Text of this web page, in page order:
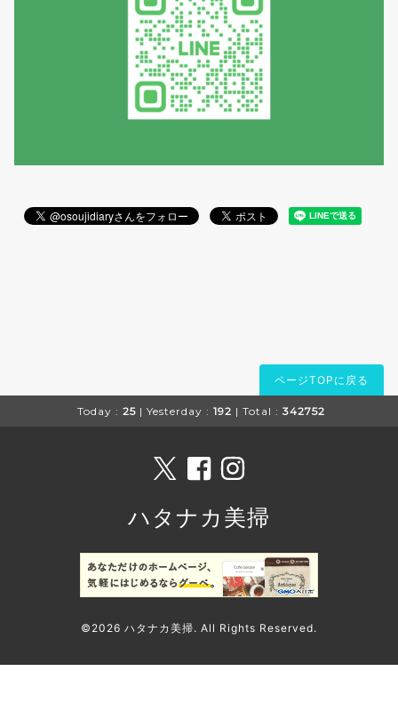
ページTOPに戻る
Today : 25 | Yesterday : 192 | Total : 342752
ハタナカ美掃
©2026 ハタナカ美掃. All Rights Reserved.